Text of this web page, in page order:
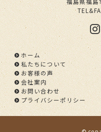
ホーム
私たちについて
お客様の声
会社案内
お問い合わせ
プライバシーポリシー